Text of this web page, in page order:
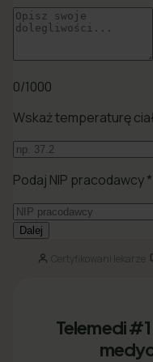
Certyfikowani lekarze·
Telemedi